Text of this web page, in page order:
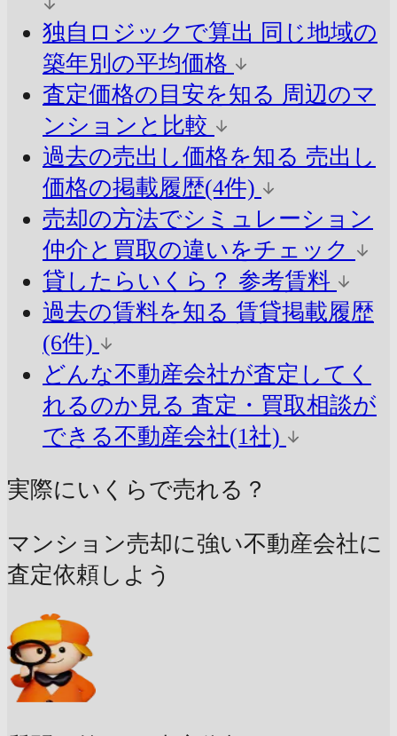
独自ロジックで算出 同じ地域の
築年別の平均価格
査定価格の目安を知る 周辺のマ
ンションと比較
過去の売出し価格を知る 売出し
価格の掲載履歴(4件)
売却の方法でシミュレーション
仲介と買取の違いをチェック
貸したらいくら？ 参考賃料
過去の賃料を知る 賃貸掲載履歴
(6件)
どんな不動産会社が査定してく
れるのか見る 査定・買取相談が
できる不動産会社(1社)
実際にいくらで売れる？
マンション売却に強い不動産会社に
査定依頼しよう